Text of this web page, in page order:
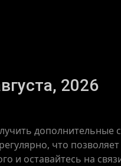
2026
дополнительные
что
и оставайтесь на